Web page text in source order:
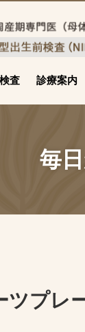
査 診療案内
毎
ツプレ